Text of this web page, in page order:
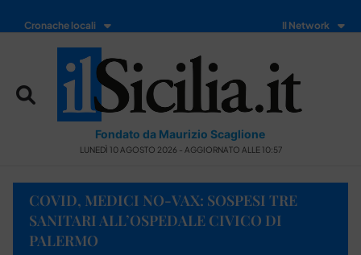
Cronache locali Il Network
Fondato da Maurizio Scaglione
LUNEDÌ 10 AGOSTO 2026 - AGGIORNATO ALLE 10:57
COVID, MEDICI NO-VAX: SOSPESI TRE
SANITARI ALL’OSPEDALE CIVICO DI
PALERMO